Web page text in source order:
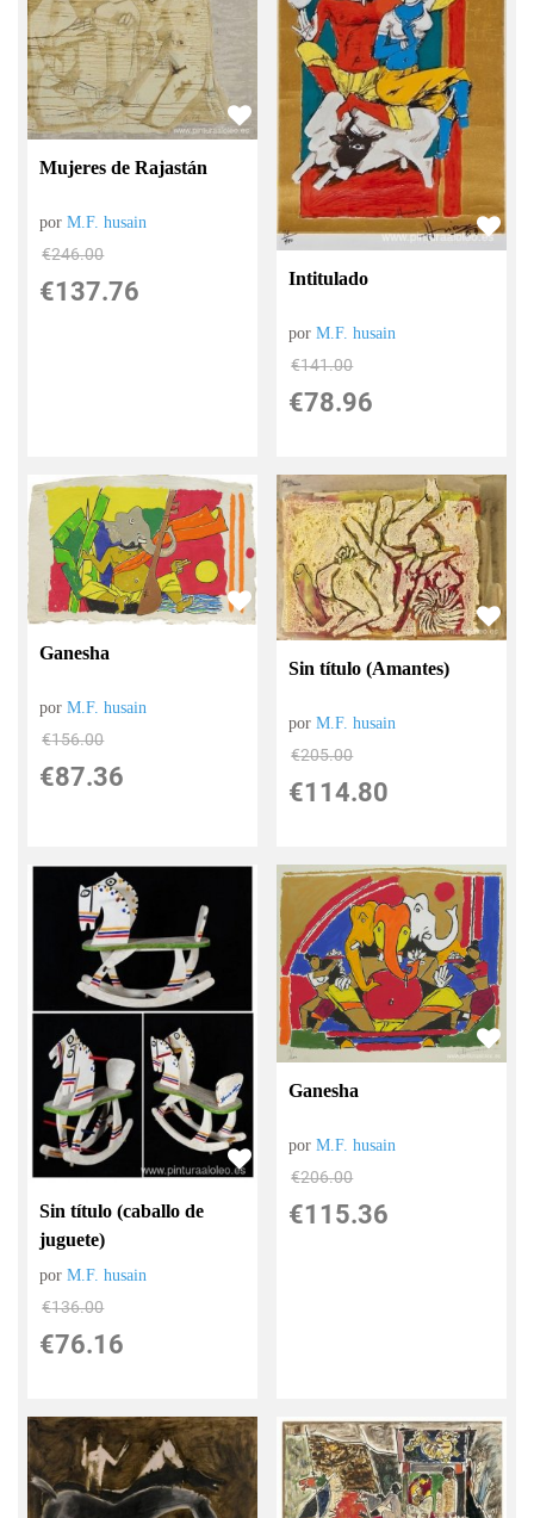
Mujeres de Rajastán
porM.F. husain
€246.00
€137.76 Intitulado
porM.F. husain
€141.00
€78.96
Ganesha
porM.F. husain
€156.00
€87.36
Sin título (Amantes)
porM.F. husain
€205.00
€114.80
Sin título (caballo de
juguete)
porM.F. husain
€136.00
€76.16
Ganesha
porM.F. husain
€206.00
€115.36